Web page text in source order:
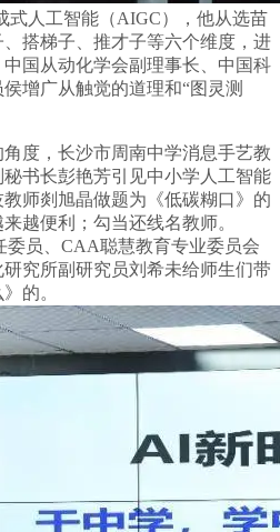
式人工智能（AIGC），他从选苗
搭梯子、推才子等六个维度，进
国从动化学会副理事长、中国科
增广从触觉的道理和“图灵测
，长沙市周南中学消息手艺教
书长彭艳芳引见中小学人工智能
师剡旭晶做题为《低碳糊口》的
越便利；勾当还线名教师。
员、CAA聪慧教育专业委员会
究所副研究员刘希未给师生们带
的。